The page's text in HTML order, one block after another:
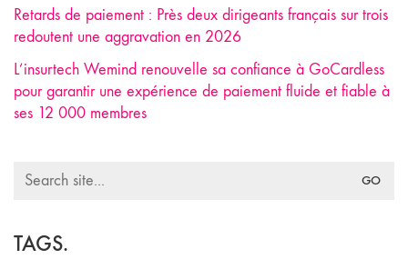
Retards de paiement : Près deux dirigeants français sur trois
redoutent une aggravation en 2026
L’insurtech Wemind renouvelle sa confiance à GoCardless
pour garantir une expérience de paiement fluide et fiable à
ses 12 000 membres
Search
TAGS.